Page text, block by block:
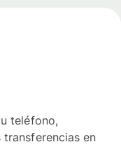
teléfono,
en